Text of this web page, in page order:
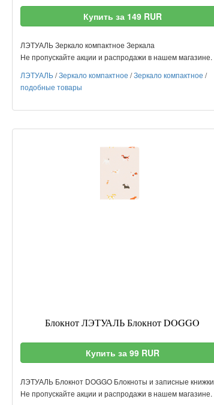
Купить за 149 RUR
ЛЭТУАЛЬ Зеркало компактное Зеркала
Не пропускайте акции и распродажи в нашем магазине.
ЛЭТУАЛЬ/Зеркало компактное /Зеркало компактное /
подобные товары
Блокнот ЛЭТУАЛЬ Блокнот DOGGO
Купить за 99 RUR
ЛЭТУАЛЬ Блокнот DOGGO Блокноты и записные книжки
Не пропускайте акции и распродажи в нашем магазине.